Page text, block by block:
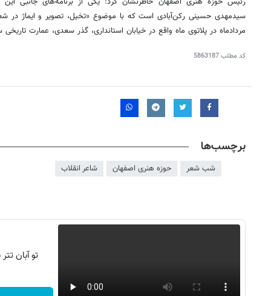
سیدمهدیحسینی رکن‌آبادی است که با موضوع «تخیل، تصویر و ایماژ
مردادماه در پلاتوی ماه واقع در خیابان استانداری، گذر سعدی، عمارت
کد مطلب5863187
برچسب‌ها
شب شعر حوزه هنری اصفهان شاعر انقلاب
تو آبان